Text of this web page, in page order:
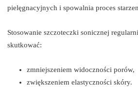
pielęgnacyjnych i spowalnia proces
Stosowanie szczoteczki sonicznej
skutkować:
zmniejszeniem widoczności porów,
zwiększeniem elastyczności skóry.